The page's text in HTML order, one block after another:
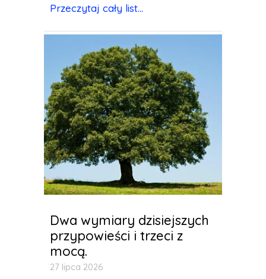
Przeczytaj cały list...
Dwa wymiary dzisiejszych
przypowieści i trzeci z
mocą.
27 lipca 2026